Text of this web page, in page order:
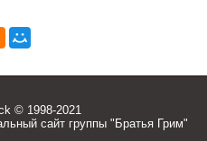
© 1998-2021
сайт группы "Братья Грим"